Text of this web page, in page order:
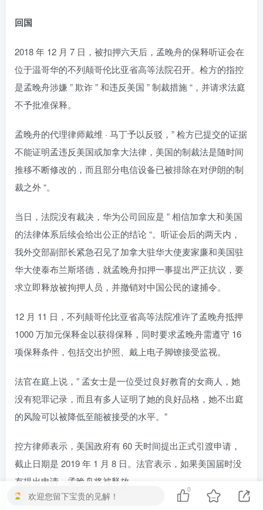
回国
2018 年 12 月 7 日，被扣押六天后，孟晚舟的保释听证会在
位于温哥华的不列颠哥伦比亚省高等法院召开。检方的指控
是孟晚舟涉嫌 ” 欺诈 ” 和违反美国 ” 制裁措施 “，并请求法庭
不予批准保释。
孟晚舟的代理律师戴维 · 马丁予以反驳，” 检方已提交的证据
不能证明孟违反美国或加拿大法律，美国的制裁法是随时间
推移不断修改的，而且部分电信设备已被排除在对伊朗的制
裁之外 “。
当日，法院没有裁决，华为公司回应是 ” 相信加拿大和美国
的法律体系后续会给出公正的结论 “。听证会后的两天内，
我外交部副部长紧急召见了加拿大驻华大使麦家廉和美国驻
华大使泰布兰斯塔德，就孟晚舟扣押一事提出严正抗议，要
求立即释放被拘押人员，并撤销对中国公民的逮捕令。
12 月 11 日，不列颠哥伦比亚省高等法院准许了孟晚舟抵押
1000 万加元保释金以获得保释，同时要求孟晚舟需遵守 16
项保释条件，包括交出护照、戴上电子脚镣接受监视。
法官在庭上说，” 孟女士是一位受过良好教育的女商人，她
没有犯罪记录，而且有多人证明了她的良好品格，她不出庭
的风险可以被降低至能被接受的水平。”
控方律师表示，美国政府有 60 天时间提出正式引渡申请，
截止日期是 2019 年 1 月 8 日。法官表示，如果美国届时没
有提出申请，孟晚舟将被释放。
欢迎您留下宝贵的见解！
0